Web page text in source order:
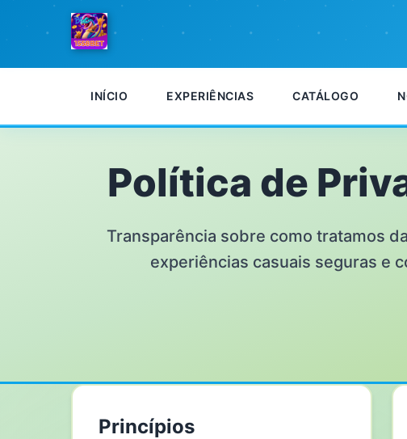
INÍCIO EXPERIÊNCIAS CATÁLOGO
Política de
Transparência sobre como tratamos
experiências casuais seguras e
Princípios